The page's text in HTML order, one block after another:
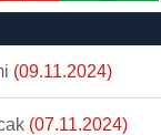
(09.11.2024)
(07.11.2024)